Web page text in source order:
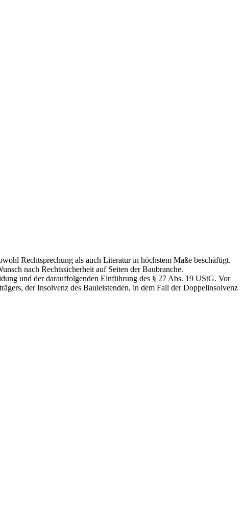
Rechtsprechung als auch Literatur in höchstem Maße beschäftigt.
nach Rechtssicherheit auf Seiten der Baubranche.
und der darauffolgenden Einführung des § 27 Abs. 19 UStG. Vor
der Insolvenz des Bauleistenden, in dem Fall der Doppelinsolvenz